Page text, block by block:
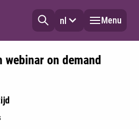
nl Menu
webinar on demand